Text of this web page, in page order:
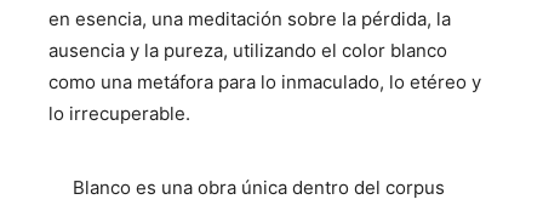
en esencia, una meditación sobre la pérdida, la
ausencia y la pureza, utilizando el color blanco
como una metáfora para lo inmaculado, lo etéreo y
lo irrecuperable.
Blanco es una obra única dentro del corpus